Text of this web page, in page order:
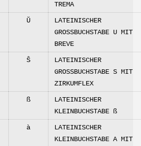
TREMA
Ŭ
LATEINISCHER
GROSSBUCHSTABE U MIT
BREVE
Ŝ
LATEINISCHER
GROSSBUCHSTABE S MIT
ZIRKUMFLEX
ß
LATEINISCHER
KLEINBUCHSTABE ß
à
LATEINISCHER
KLEINBUCHSTABE A MIT